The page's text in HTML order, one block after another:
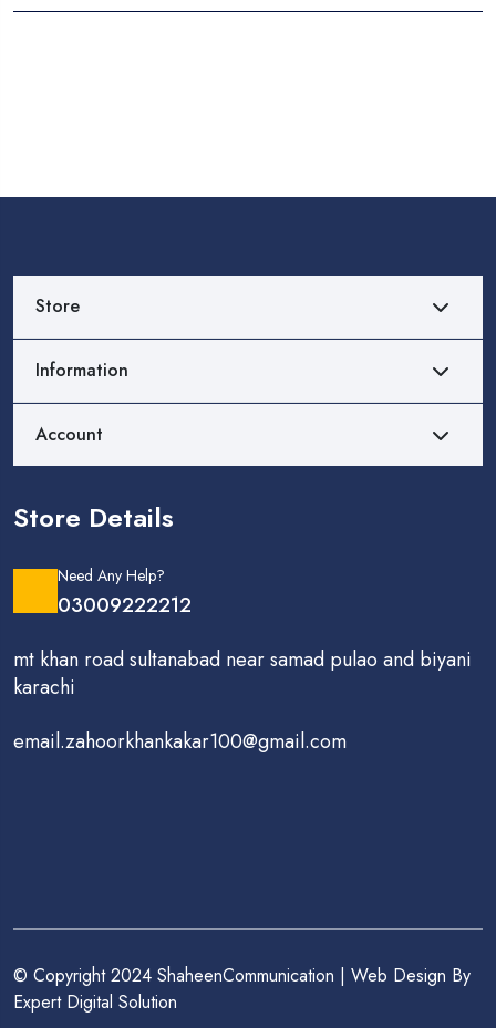
Store
Information
Account
Store Details
Need Any Help?
03009222212
mt khan road sultanabad near samad pulao and biyani
karachi
email.zahoorkhankakar100@gmail.com
© Copyright 2024 ShaheenCommunication | Web Design By
Expert Digital Solution